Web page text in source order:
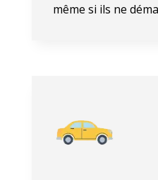
même si ils ne